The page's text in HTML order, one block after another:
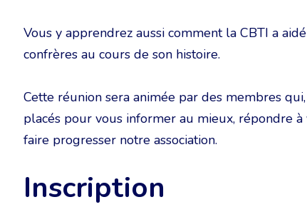
Vous y apprendrez aussi comment la CBTI a
confrères au cours de son histoire.
Cette réunion sera animée par des membres
placés pour vous informer au mieux, répondre
faire progresser notre association.
Inscription